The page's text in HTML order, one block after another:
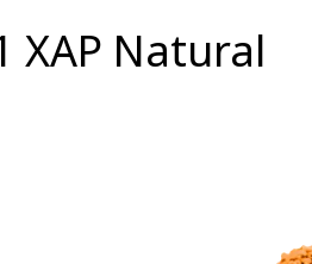
XAP Natural